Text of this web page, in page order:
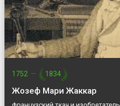
1752 — 1834
Жозеф Мари Жаккар